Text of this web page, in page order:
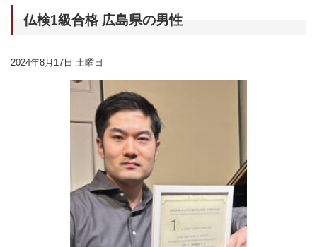
仏検1級合格 広島県の男性
2024年8月17日 土曜日